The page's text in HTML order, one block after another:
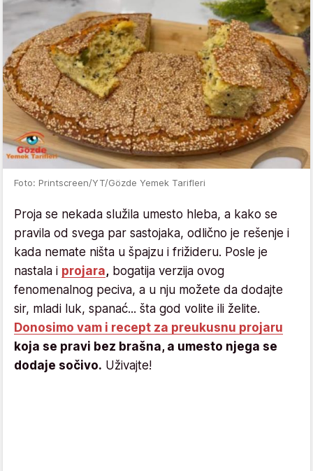
Foto: Printscreen/YT/Gözde Yemek Tarifleri
Proja se nekada služila umesto hleba, a kako se
pravila od svega par sastojaka, odlično je rešenje i
kada nemate ništa u špajzu i frižideru. Posle je
nastala i projara, bogatija verzija ovog
fenomenalnog peciva, a u nju možete da dodajte
sir, mladi luk, spanać... šta god volite ili želite.
Donosimo vam i recept za preukusnu projaru
koja se pravi bez brašna, a umesto njega se
dodaje sočivo. Uživajte!